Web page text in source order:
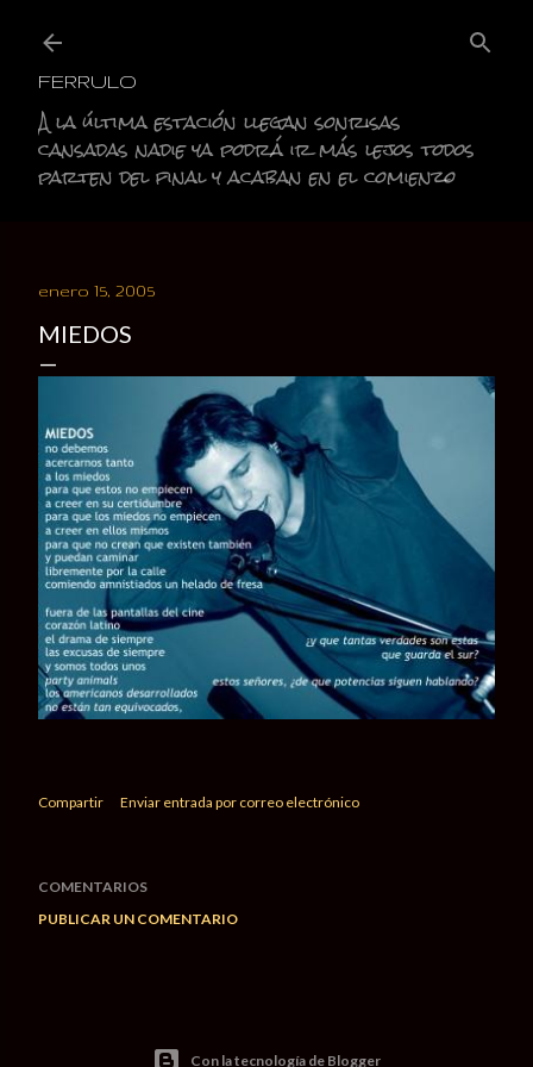
FERRULO
A la última estación llegan sonrisas
cansadas nadie ya podrá ir más lejos todos
parten del final y acaban en el comienzo
enero 15, 2005
MIEDOS
Compartir Enviar entrada por correo electrónico
COMENTARIOS
PUBLICAR UN COMENTARIO
Con la tecnología de Blogger